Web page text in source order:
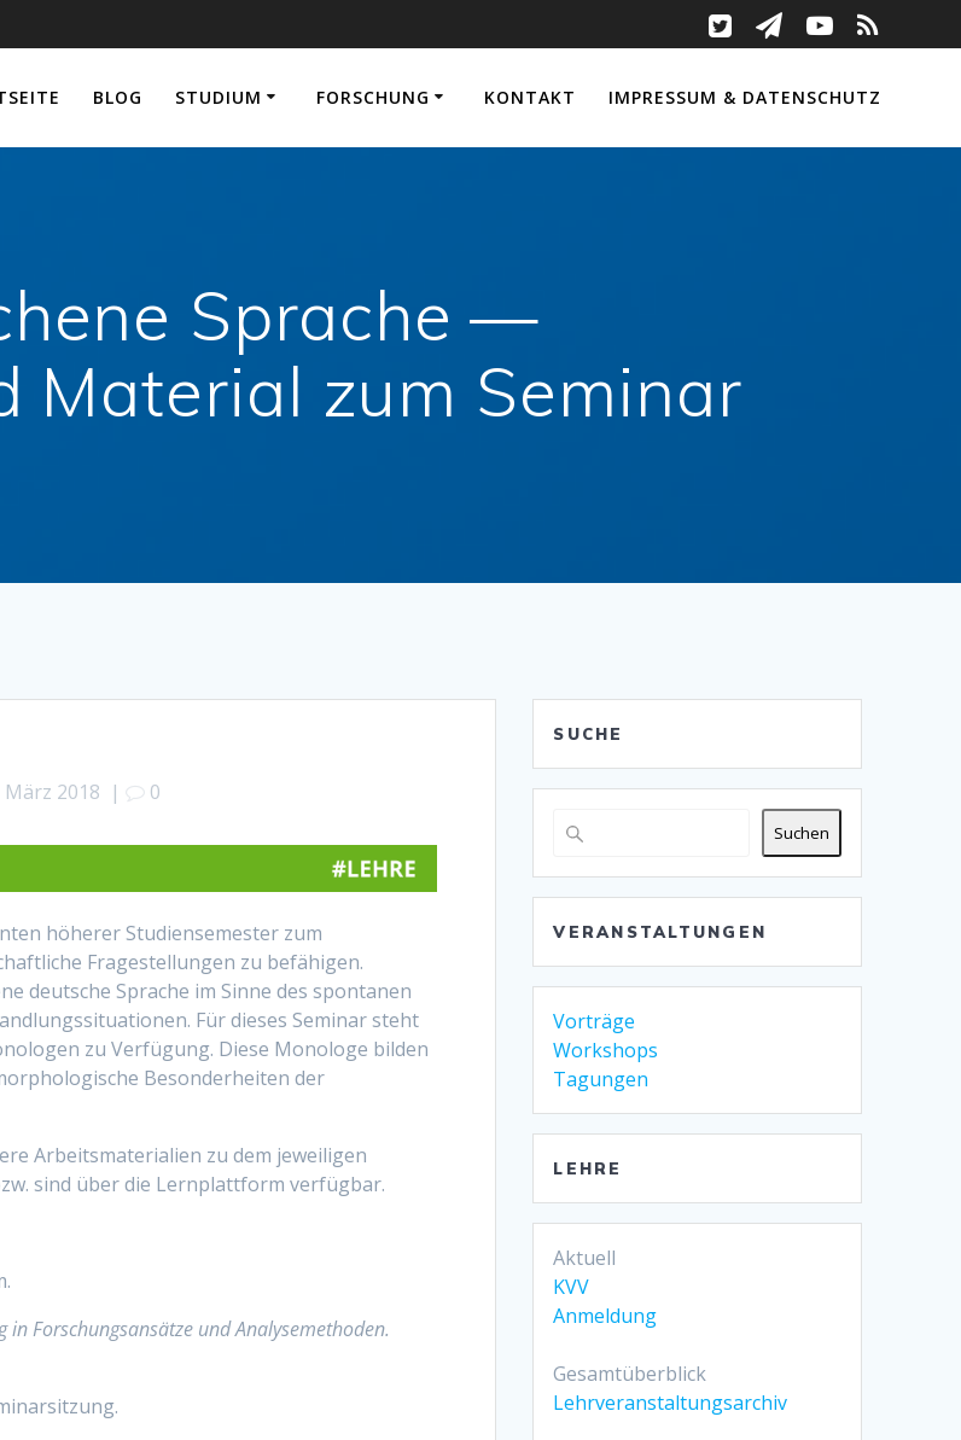
BLOG STUDIUM FORSCHUNG KONTAKT IMPRESSUM & DATENSCHUTZ
Sprache —
Material zum Seminar
März 2018 | 0
höherer Studiensemester zum
Fragestellungen zu befähigen.
deutsche Sprache im Sinne des spontanen
Für dieses Seminar steht
zu Verfügung. Diese Monologe bilden
Besonderheiten der
Arbeitsmaterialien zu dem jeweiligen
sind über die Lernplattform verfügbar.
in Forschungsansätze und Analysemethoden.
SUCHE
Suchen
VERANSTALTUNGEN
Vorträge
Workshops
Tagungen
LEHRE
Aktuell
KVV
Anmeldung
Gesamtüberblick
Lehrveranstaltungsarchiv